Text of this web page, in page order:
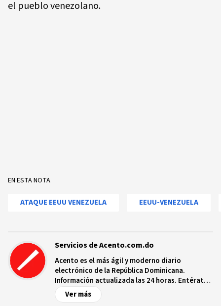
el pueblo venezolano.
EN ESTA NOTA
ATAQUE EEUU VENEZUELA EEUU-VENEZUELA
Servicios de Acento.com.do
Acento es el más ágil y moderno diario
electrónico de la República Dominicana.
Información actualizada las 24 horas. Entérate
de las noticias y sucesos más importantes a
nivel nacional e internacional, videos y fotos
Ver más